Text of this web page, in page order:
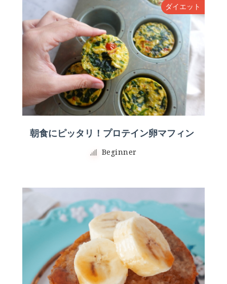
ダイエット
朝食にピッタリ！プロテイン卵マフィン
Beginner